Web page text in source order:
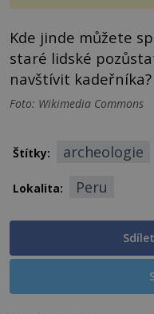
Kde jinde můžete
staré lidské
navštívit kadeřníka?
Foto: Wikimedia Commons
Štítky: archeologie
Lokalita: Peru